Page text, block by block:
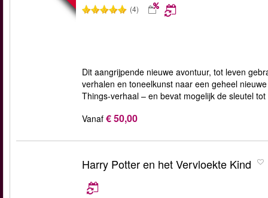
(4)
Dit aangrijpende nieuwe avontuur, tot leven
verhalen en toneelkunst naar een geheel
Things-verhaal – en bevat mogelijk de sleutel
Vanaf € 50,00
Harry Potter en het Vervloekte Kind